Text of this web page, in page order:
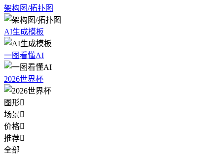
架构图/拓扑图
AI生成模板
一图看懂AI
2026世界杯
图形
场景
价格
推荐
全部